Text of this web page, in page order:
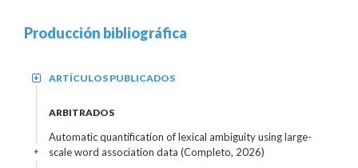
Producción bibliográfica
ARTÍCULOS PUBLICADOS
+
ARBITRADOS
Automatic quantification of lexical ambiguity using large-
scale word association data (Completo, 2026)
+